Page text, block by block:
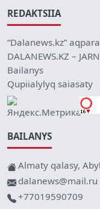
REDAKTSIIA
“Dalanews.kz”
DALANEWS.KZ –
Bailanys
Qupiialylyq saiasaty
BAILANYS
Almaty qalasy,
dalanews@mail.ru
+77019590709